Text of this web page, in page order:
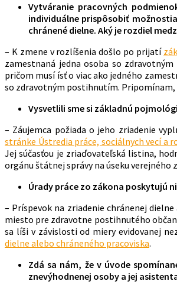
Vytváranie pracovných
individuálne prispôsobiť
chránené dielne. Aký je rozdiel
– K zmene v rozlíšenia došlo po prijatí
zamestnaná jedna osoba so
pričom musí ísť o viac ako jedného
so zdravotným postihnutím. Pripomínam,
Vysvetlili sme si základnú
– Záujemca požiada o jeho zriadenie
stránke Ústredia práce, sociálnych vecí a
Jej súčasťou je zriaďovateľská listina,
orgánu štátnej správy na úseku
Úrady práce zo zákona poskytujú
– Príspevok na zriadenie chránenej
miesto pre zdravotne postihnutého
sa líši v závislosti od miery evidovanej
dielne alebo chráneného pracoviska.
Zdá sa nám, že v úvode
znevýhodnenej osoby a jej